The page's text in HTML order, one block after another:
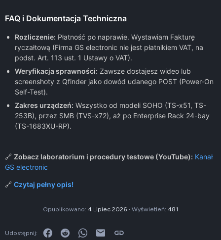
FAQ i Dokumentacja Techniczna
Rozliczenie: Płatność po naprawie. Wystawiam Fakturę
ryczałtową (Firma GS electronic nie jest płatnikiem VAT, na
podst. Art. 113 ust. 1 Ustawy o VAT).
Weryfikacja sprawności: Zawsze dostajesz wideo lub
screenshoty z Qfinder jako dowód udanego POST (Power-On
Self-Test).
Zakres urządzeń: Wszystko od modeli SOHO (TS-x51, TS-
253B), przez SMB (TVS-x72), aż po Enterprise Rack 24-bay
(TS-1683XU-RP).
🔗 Zobacz laboratorium i procedury testowe (YouTube): Kanał
GS electronic
🔗 Czytaj pełny opis!
Opublikowano 4 Lipiec 2026 Wyświetleń 481
Udostępnij: Facebook
Reddit WhatsApp
E-mailLink